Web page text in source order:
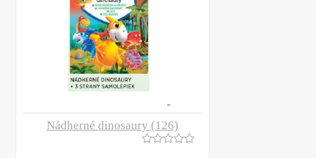
Nádherné dinosaury (126)